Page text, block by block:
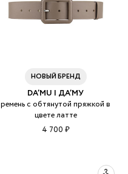
НОВЫЙ БРЕНД
DA’MU | ДА’МУ
ремень с обтянутой пряжкой в
цвете латте
4 700 ₽